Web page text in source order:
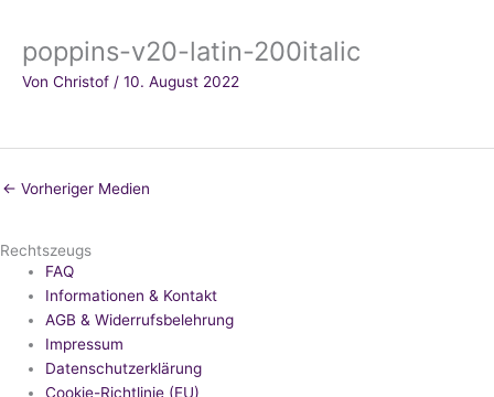
poppins-v20-latin-200italic
Von Christof / 10. August 2022
← Vorheriger Medien
Rechtszeugs
FAQ
Informationen & Kontakt
AGB & Widerrufsbelehrung
Impressum
Datenschutzerklärung
Cookie-Richtlinie (EU)